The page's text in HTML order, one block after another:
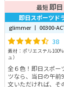
最短即日
即日スポーツド
glimmer 丨 00300-
38
素材：ポリエステル
ュ）
全６色！即日スポー
ツなら、当日の午前
文いただければ、そ